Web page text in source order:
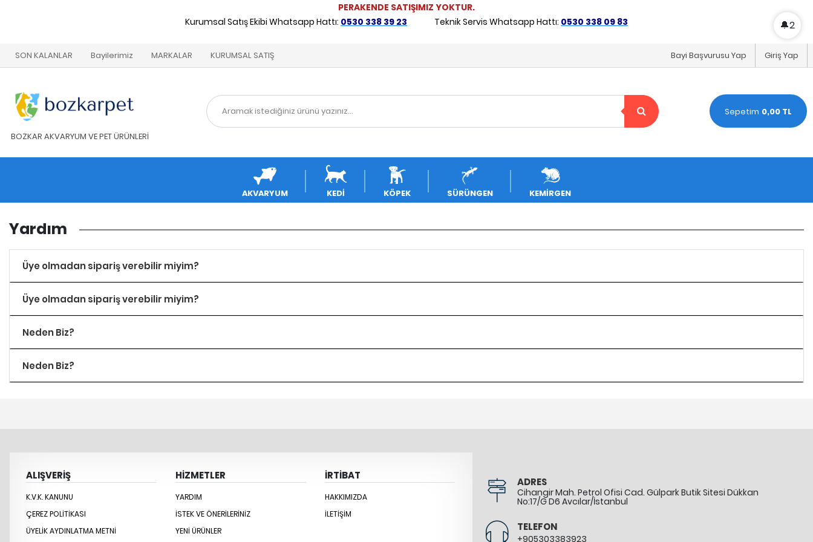
PERAKENDE SATIŞIMIZ YOKTUR.
Kurumsal Satış Ekibi Whatsapp Hattı: 0530 338 39 23 Teknik Servis Whatsapp Hattı: 0530 338 09 83
SON KALANLAR Bayilerimiz MARKALAR KURUMSAL SATIŞ Giriş Yap
Bayi Başvurusu Yap
BOZKAR AKVARYUM VE PET ÜRÜNLERİ
Sepetim 0,00 TL
AKVARYUM KEDİ KÖPEK SÜRÜNGEN KEMİRGEN
Yardım
Üye olmadan sipariş verebilir miyim?
Üye olmadan sipariş verebilir miyim?
Neden Biz?
Neden Biz?
ALIŞVERİŞ
K.V.K. KANUNU
ÇEREZ POLITIKASI
ÜYELIK AYDINLATMA METNI
HİZMETLER
YARDIM
İSTEK VE ÖNERILERINIZ
YENİ ÜRÜNLER
İRTİBAT
HAKKIMIZDA
İLETIŞIM
ADRES
Cihangir Mah. Petrol Ofisi Cad. Gülpark Butik Sitesi Dükkan
No:17/G D6 Avcılar/İstanbul
TELEFON
+905303383923
🔔2